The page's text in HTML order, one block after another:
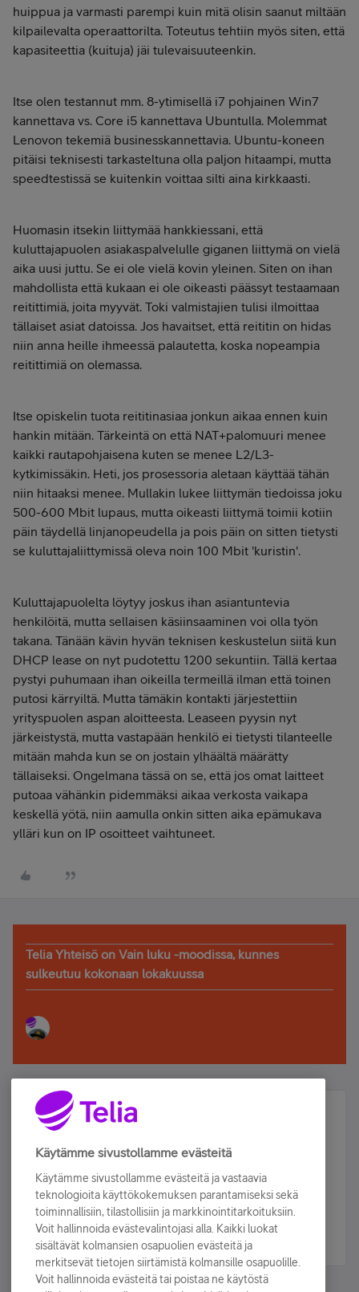
huippua ja varmasti parempi kuin mitä olisin saanut miltään
kilpailevalta operaattorilta. Toteutus tehtiin myös siten, että
kapasiteettia (kuituja) jäi tulevaisuuteenkin.
Itse olen testannut mm. 8-ytimisellä i7 pohjainen Win7
kannettava vs. Core i5 kannettava Ubuntulla. Molemmat
Lenovon tekemiä businesskannettavia. Ubuntu-koneen
pitäisi teknisesti tarkasteltuna olla paljon hitaampi, mutta
speedtestissä se kuitenkin voittaa silti aina kirkkaasti.
Huomasin itsekin liittymää hankkiessani, että
kuluttajapuolen asiakaspalvelulle giganen liittymä on vielä
aika uusi juttu. Se ei ole vielä kovin yleinen. Siten on ihan
mahdollista että kukaan ei ole oikeasti päässyt testaamaan
reitittimiä, joita myyvät. Toki valmistajien tulisi ilmoittaa
tällaiset asiat datoissa. Jos havaitset, että reititin on hidas
niin anna heille ihmeessä palautetta, koska nopeampia
reitittimiä on olemassa.
Itse opiskelin tuota reititinasiaa jonkun aikaa ennen kuin
hankin mitään. Tärkeintä on että NAT+palomuuri menee
kaikki rautapohjaisena kuten se menee L2/L3-
kytkimissäkin. Heti, jos prosessoria aletaan käyttää tähän
niin hitaaksi menee. Mullakin lukee liittymän tiedoissa joku
500-600 Mbit lupaus, mutta oikeasti liittymä toimii kotiin
päin täydellä linjanopeudella ja pois päin on sitten tietysti
se kuluttajaliittymissä oleva noin 100 Mbit 'kuristin'.
Kuluttajapuolelta löytyy joskus ihan asiantuntevia
henkilöitä, mutta sellaisen käsiinsaaminen voi olla työn
takana. Tänään kävin hyvän teknisen keskustelun siitä kun
DHCP lease on nyt pudotettu 1200 sekuntiin. Tällä kertaa
pystyi puhumaan ihan oikeilla termeillä ilman että toinen
putosi kärryiltä. Mutta tämäkin kontakti järjestettiin
yrityspuolen aspan aloitteesta. Leaseen pyysin nyt
järkeistystä, mutta vastapään henkilö ei tietysti tilanteelle
mitään mahda kun se on jostain ylhäältä määrätty
tällaiseksi. Ongelmana tässä on se, että jos omat laitteet
putoaa vähänkin pidemmäksi aikaa verkosta vaikapa
keskellä yötä, niin aamulla onkin sitten aika epämukava
ylläri kun on IP osoitteet vaihtuneet.
Telia Yhteisö on Vain luku -moodissa, kunnes
sulkeutuu kokonaan lokakuussa
Älä jää paitsi – osallistu ja voita!
Tilaa Telian uutiskirje ja olet mukana arvonnassa.
sähköpostiisi.
Tilaa nyt
Käytämme sivustollamme evästeitä
Käytämme sivustollamme evästeitä ja vastaavia
teknologioita käyttökokemuksen parantamiseksi sekä
toiminnallisiin, tilastollisiin ja markkinointitarkoituksiin.
Voit hallinnoida evästevalintojasi alla. Kaikki luokat
sisältävät kolmansien osapuolien evästeitä ja
merkitsevät tietojen siirtämistä kolmansille osapuolille.
Voit hallinnoida evästeitä tai poistaa ne käytöstä